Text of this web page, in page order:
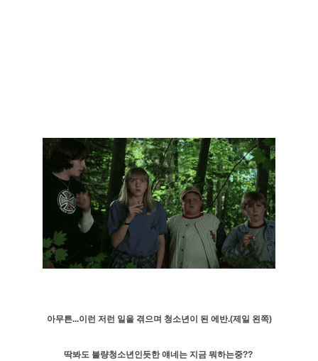
아무튼...이런 저런 일을 겪으며 청소년이 된 에반.(제일 왼쪽)
딱봐도 불량청소년인듯한 얘네는 지금 뭐하는중??